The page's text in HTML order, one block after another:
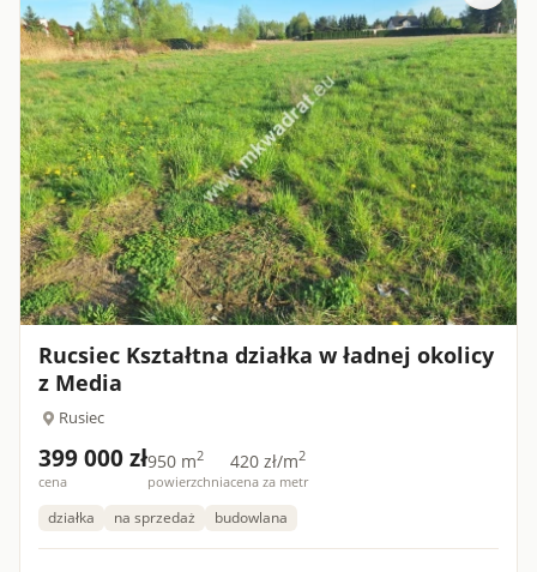
Rucsiec Kształtna działka w ładnej okolicy
z Media
Rusiec
399 000 zł
cena
950 m2
powierzchnia
420 zł/m2
cena za metr
działka na sprzedaż budowlana